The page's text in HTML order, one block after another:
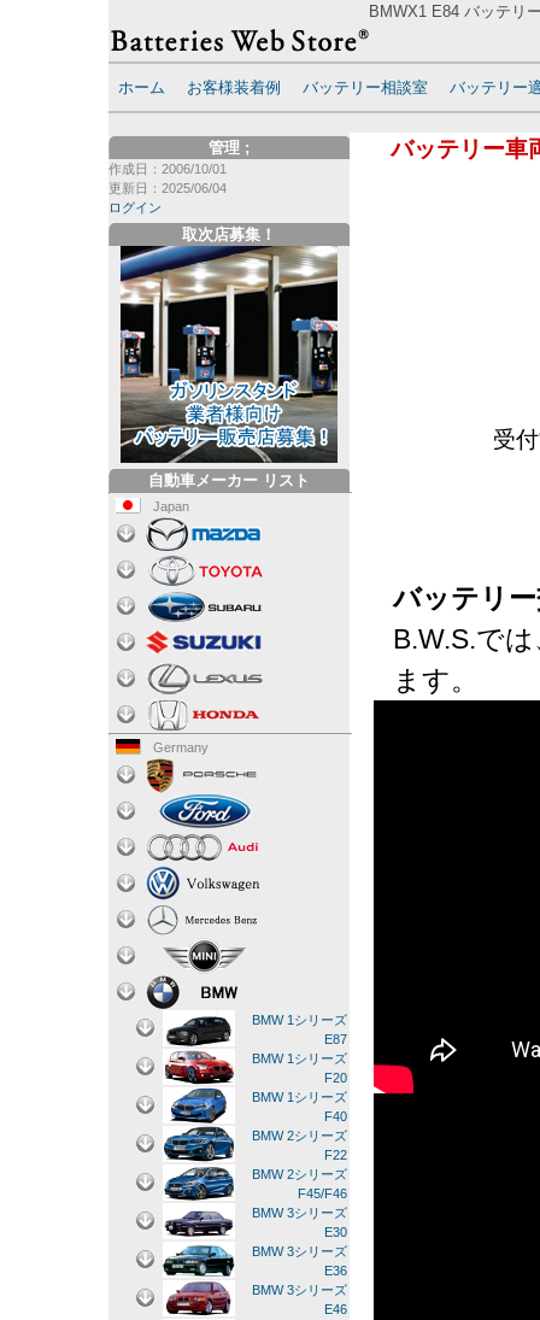
BMWX1 E84 バッテリ
ホーム お客様装着例 バッテリー相談室 バッテリー
バッテリー車
受
バッテリ
B.W.S.で
ます。
管理
作成日：2006/10/01
更新日：2025/06/04
ログイン
;
取次店募集！
自動車メーカー リスト
Japan
Germany
BMW 1シリーズ
E87
BMW 1シリーズ
F20
BMW 1シリーズ
F40
BMW 2シリーズ
F22
BMW 2シリーズ
F45/F46
BMW 3シリーズ
E30
BMW 3シリーズ
E36
BMW 3シリーズ
E46